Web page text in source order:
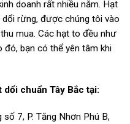
doanh rất nhiều năm. Hạt
rừng, được chúng tôi vào
mua. Các hạt to đều như
đó, bạn có thể yên tâm khi
chuẩn Tây Bắc tại:
7, P. Tăng Nhơn Phú B,